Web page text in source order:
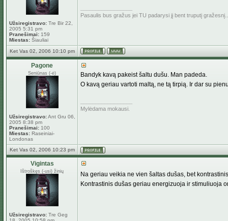
Užsiregistravo: Tre Bir 22,
2005 5:31 pm
Pranešimai: 159
Miestas: Šiauliai
Pasaulis bus gražus jei TU padarysi jį bent truputį
Ket Vas 02, 2006 10:10 pm
Pagone
Seniūnas (-ė)
Užsiregistravo:Ant Gru 06,
2005 8:38 pm
Pranešimai: 100
Miestas: Raseiniai-
Londonas
Bandyk kavą pakeist šaltu dušu. Man padeda.
O kavą geriau vartoti maltą, ne tą tirpią. Ir dar su
Mylėdama mokausi.
Ket Vas 02, 2006 10:23 pm
Vigintas
Ištroškęs (-usi) žinių
Užsiregistravo: Tre Geg
Na geriau veikia ne vien šaltas dušas, bet
Kontrastinis dušas geriau energizuoja ir stimuliuoja